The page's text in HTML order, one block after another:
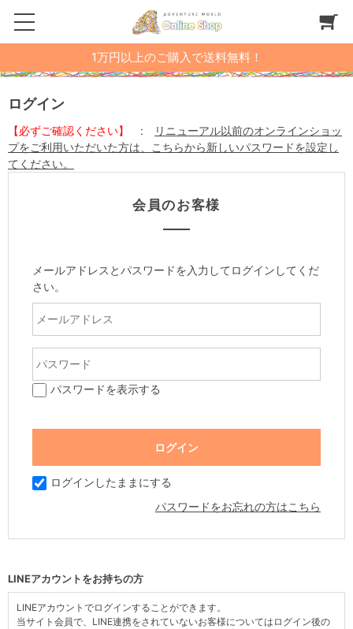
1万円以上のご購入で送料無料！
ログイン
【必ずご確認ください】 :
リニューアル以前のオンラインショッ
プをご利用いただいた方は、こちらから新しいパスワードを設定し
てください。
会員のお客様
メールアドレスとパスワードを入力してログインしてくだ
さい。
パスワードを表示する
ログインしたままにする
パスワードをお忘れの方はこちら
LINEアカウントをお持ちの方
LINEアカウントでログインすることができます。
当サイト会員で、LINE連携をされていないお客様についてはログイン後の